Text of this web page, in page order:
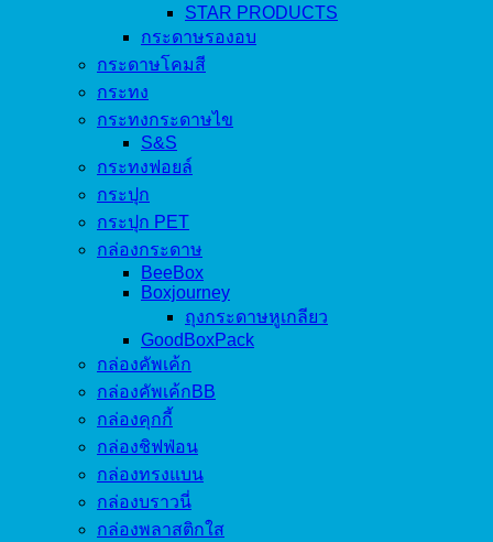
STAR PRODUCTS
กระดาษรองอบ
กระดาษโคมสี
กระทง
กระทงกระดาษไข
S&S
กระทงฟอยล์
กระปุก
กระปุก PET
กล่องกระดาษ
BeeBox
Boxjourney
ถุงกระดาษหูเกลียว
GoodBoxPack
กล่องคัพเค้ก
กล่องคัพเค้กBB
กล่องคุกกี้
กล่องชิฟฟ่อน
กล่องทรงแบน
กล่องบราวนี่
กล่องพลาสติกใส